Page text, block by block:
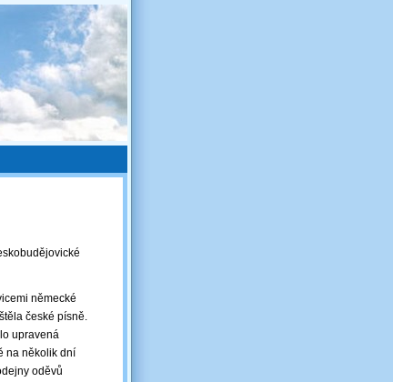
německé
české písně.
upravená
na několik dní
oděvů